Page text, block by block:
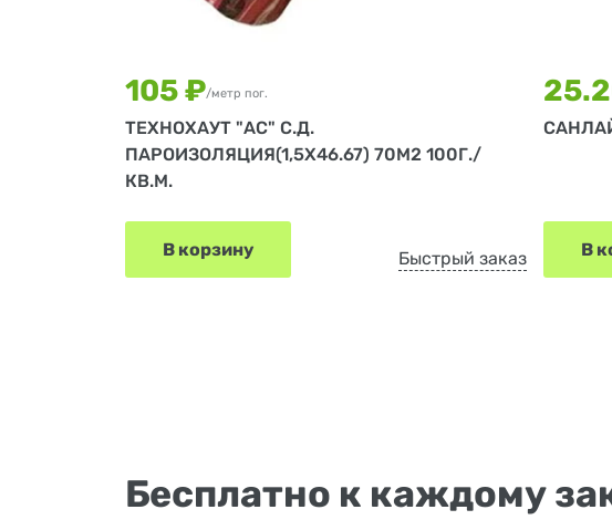
105 ₽/метр пог.
ТЕХНОХАУТ "АС" С.Д.
ПАРОИЗОЛЯЦИЯ(1,5Х46.67) 70М2 100Г./
КВ.М.
В корзину Быстрый заказ В
Бесплатно к каждому